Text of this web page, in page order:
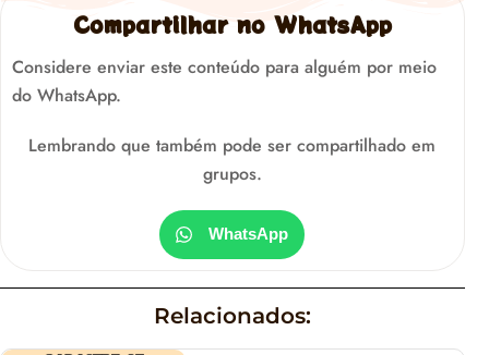
Compartilhar no WhatsApp
Considere enviar este conteúdo para alguém por meio
do WhatsApp.
Lembrando que também pode ser compartilhado em
grupos.
WhatsApp
Relacionados: